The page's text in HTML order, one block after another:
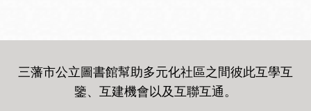
三藩市公立圖書館幫助多元化社區之間彼此互學互
鑒、互建機會以及互聯互通 。